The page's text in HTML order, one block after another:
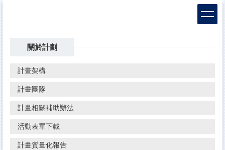
關於計劃
計畫架構
計畫團隊
計畫相關補助辦法
活動表單下載
計畫質量化報告